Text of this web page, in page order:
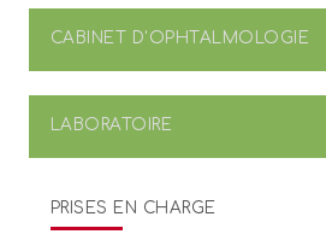
CABINET D'OPHTALMOLOGIE
LABORATOIRE
PRISES EN CHARGE